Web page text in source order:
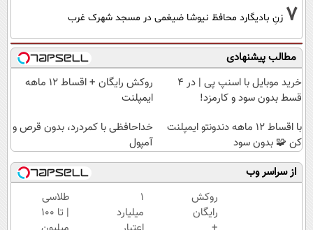
7 زنِ بادیگارد محافظ نیوشا ضیغمی در مسجد شهرک غرب
مطالب پیشنهادی
خرید موبایل با اسنپ پی | در ۴
قسط بدون سود و کارمزد!
روکش رایگان + اقساط ۱۲ ماهه
ایمپلنت
با اقساط 12 ماهه دندونتو ایمپلنت
کن 🧩 بدون سود
خداحافظی با کمردرد، بدون قرص و
آمپول
از سراسر وب
روکش
رایگان
۱
میلیارد
طلاسی
| تا 100